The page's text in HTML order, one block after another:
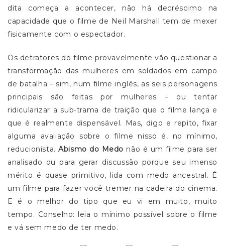
dita começa a acontecer, não há decréscimo na
capacidade que o filme de Neil Marshall tem de mexer
fisicamente com o espectador.
Os detratores do filme provavelmente vão questionar a
transformação das mulheres em soldados em campo
de batalha – sim, num filme inglês, as seis personagens
principais são feitas por mulheres – ou tentar
ridicularizar a sub-trama de traição que o filme lança e
que é realmente dispensável. Mas, digo e repito, fixar
alguma avaliação sobre o filme nisso é, no mínimo,
reducionista.Abismo do Medo não é um filme para ser
analisado ou para gerar discussão porque seu imenso
mérito é quase primitivo, lida com medo ancestral. É
um filme para fazer você tremer na cadeira do cinema.
E é o melhor do tipo que eu vi em muito, muito
tempo. Conselho: leia o mínimo possível sobre o filme
e vá sem medo de ter medo.